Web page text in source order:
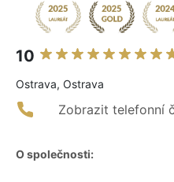
10
Ostrava, Ostrava
Zobrazit telefonní
O společnosti: